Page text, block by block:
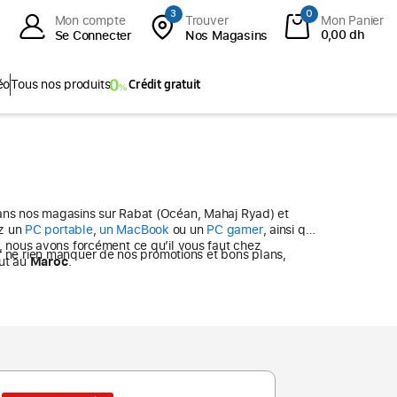
Mon compte
Se Connecter
3
Trouver
Nos Magasins
0
Mon Panier
0,00 dh
Tous nos produits Crédit gratuit
recherchiez un PC portable, un MacBook ou un PC gamer, ainsi que
nous avons forcément ce qu’il vous faut chez
auMaroc.